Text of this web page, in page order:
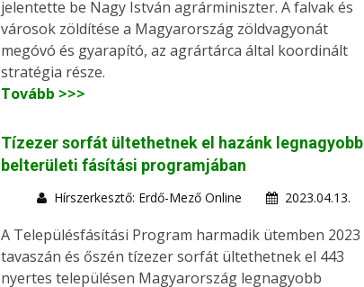
jelentette be Nagy István agrárminiszter. A falvak és
városok zöldítése a Magyarország zöldvagyonát
megóvó és gyarapító, az agrártárca által koordinált
stratégia része.
Tovább >>>
Tízezer sorfát ültethetnek el hazánk legnagyobb
belterületi fásítási programjában
Hírszerkesztő: Erdő-Mező Online 2023.04.13.
A Településfásítási Program harmadik ütemben 2023
tavaszán és őszén tízezer sorfát ültethetnek el 443
nyertes településen Magyarország legnagyobb